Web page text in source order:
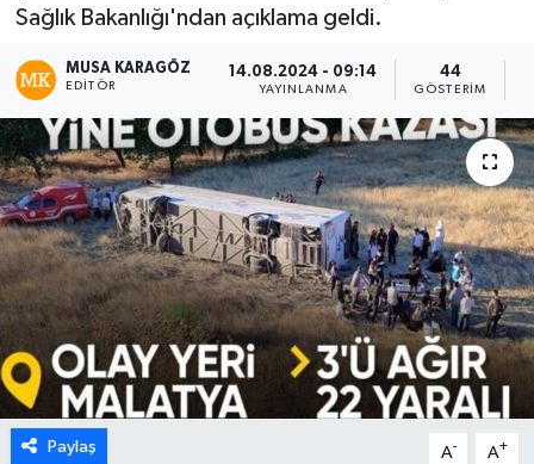
Sağlık Bakanlığı'ndan açıklama geldi.
MUSA KARAGÖZ
EDITÖR
14.08.2024 - 09:14
YAYINLANMA
44
GÖSTERIM
Paylaş A- A+
Son Dakika Haberleri
Haber Arşivi